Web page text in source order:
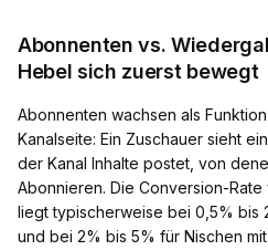
Abonnenten vs.
Hebel sich zuerst bewegt
Abonnenten wachsen als
Kanalseite: Ein Zuschauer sieht
der Kanal Inhalte postet, von
Abonnieren. Die Conversion-
liegt typischerweise bei 0,5% bis
und bei 2% bis 5% für Nischen